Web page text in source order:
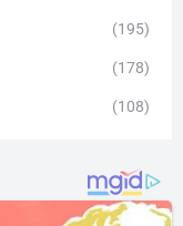
(195)
(178)
(108)